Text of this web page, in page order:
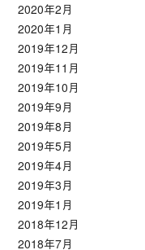
2020年2月
2020年1月
2019年12月
2019年11月
2019年10月
2019年9月
2019年8月
2019年5月
2019年4月
2019年3月
2019年1月
2018年12月
2018年7月